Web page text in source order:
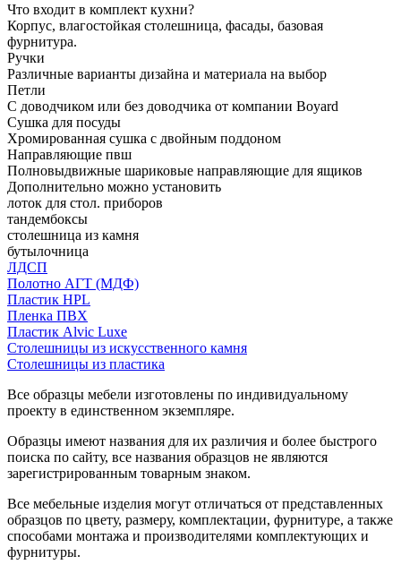
Что входит в комплект кухни?
Корпус, влагостойкая столешница, фасады, базовая
фурнитура.
Ручки
Различные варианты дизайна и материала на выбор
Петли
С доводчиком или без доводчика от компании Boyard
Сушка для посуды
Хромированная сушка с двойным поддоном
Направляющие пвш
Полновыдвижные шариковые направляющие для ящиков
Дополнительно можно установить
лоток для стол. приборов
тандембоксы
столешница из камня
бутылочница
ЛДСП
Полотно АГТ (МДФ)
Пластик HPL
Пленка ПВХ
Пластик Alvic Luxe
Столешницы из искусственного камня
Столешницы из пластика
Все образцы мебели изготовлены по индивидуальному
проекту в единственном экземпляре.
Образцы имеют названия для их различия и более быстрого
поиска по сайту, все названия образцов не являются
зарегистрированным товарным знаком.
Все мебельные изделия могут отличаться от представленных
образцов по цвету, размеру, комплектации, фурнитуре, а также
способами монтажа и производителями комплектующих и
фурнитуры.